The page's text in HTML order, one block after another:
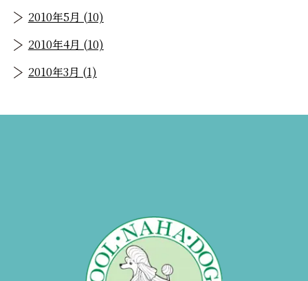
2010年5月 (10)
2010年4月 (10)
2010年3月 (1)